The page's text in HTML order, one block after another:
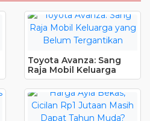
Toyota Avanza: Sang
Raja Mobil Keluarga
yang Belum Tergantikan